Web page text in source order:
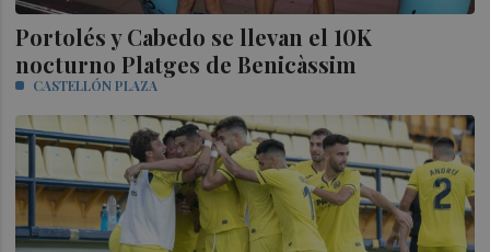
Portolés y Cabedo se llevan el 10K
nocturno Platges de Benicàssim
CASTELLÓN PLAZA